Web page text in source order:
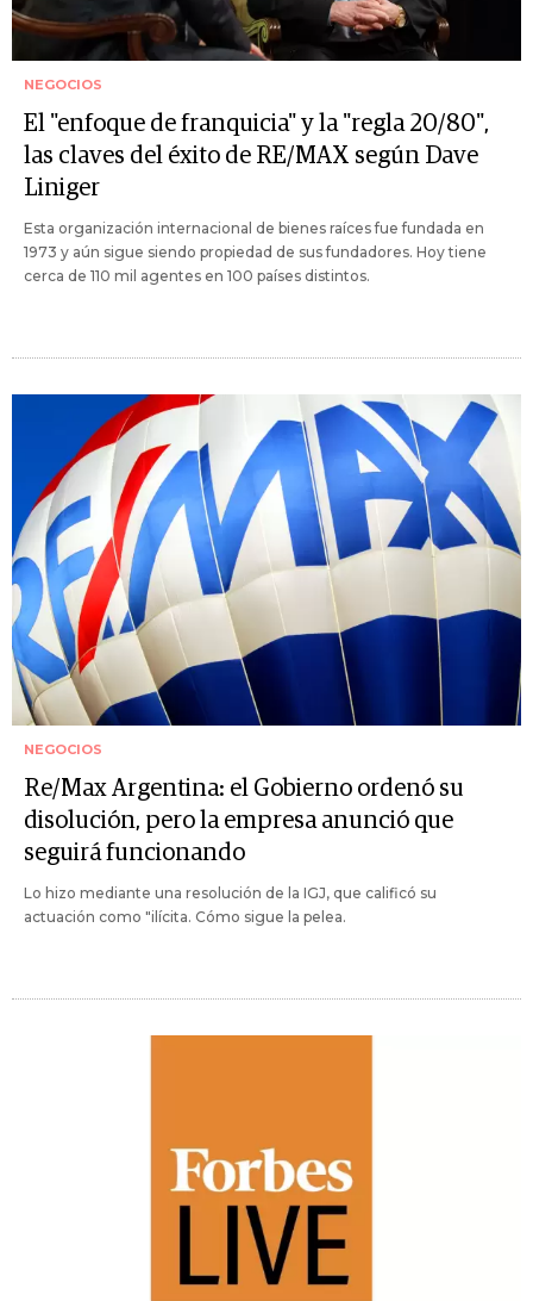
NEGOCIOS
El "enfoque de franquicia" y la "regla 20/80",
las claves del éxito de RE/MAX según Dave
Liniger
Esta organización internacional de bienes raíces fue fundada en
1973 y aún sigue siendo propiedad de sus fundadores. Hoy tiene
cerca de 110 mil agentes en 100 países distintos.
NEGOCIOS
Re/Max Argentina: el Gobierno ordenó su
disolución, pero la empresa anunció que
seguirá funcionando
Lo hizo mediante una resolución de la IGJ, que calificó su
actuación como "ilícita. Cómo sigue la pelea.